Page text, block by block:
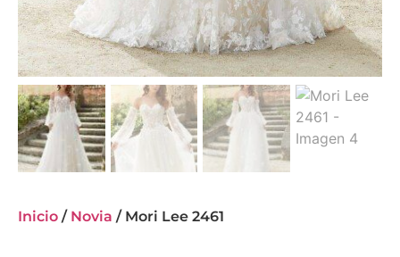
Inicio / Novia / Mori Lee 2461